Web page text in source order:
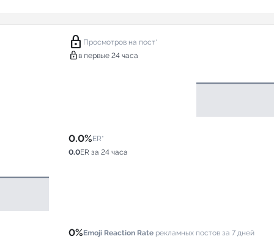
lock Просмотров на пост*
lock в первые 24 часа
0.0%ER*
0.0ER за 24 часа
0%Emoji Reaction Rate рекламных постов за 7 дней